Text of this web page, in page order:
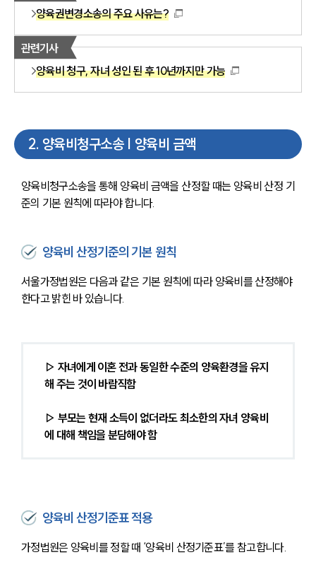
양육권변경소송의 주요 사유는?
관련기사
양육비 청구, 자녀 성인 된 후 10년까지만 가능
2. 양육비청구소송 | 양육비 금액
양육비청구소송을 통해 양육비 금액을 산정할 때는 양육비 산정 기
준의 기본 원칙에 따라야 합니다.
양육비 산정기준의 기본 원칙
서울가정법원은 다음과 같은 기본 원칙에 따라 양육비를 산정해야
한다고 밝힌 바 있습니다.
▷ 자녀에게 이혼 전과 동일한 수준의 양육환경을 유지
해 주는 것이 바람직함
▷ 부모는 현재 소득이 없더라도 최소한의 자녀 양육비
에 대해 책임을 분담해야 함
양육비 산정기준표 적용
가정법원은 양육비를 정할 때 ‘양육비 산정기준표’를 참고합니다.